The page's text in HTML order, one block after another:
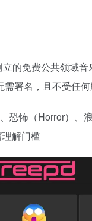
的免费公共领域
署名，且不受任何
恐怖（Horror）、
解门槛